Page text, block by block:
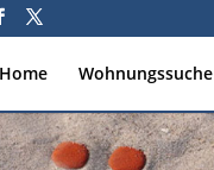
Home Wohnungssuche